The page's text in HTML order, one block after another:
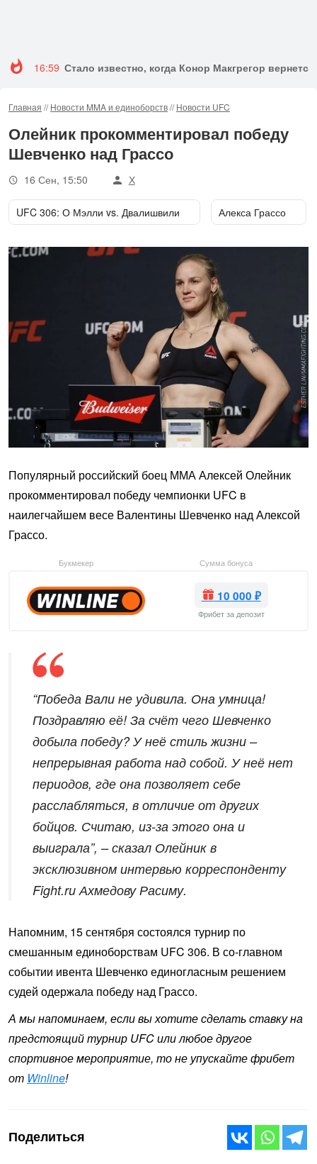
16:59 Стало известно, когда Конор Макгрегор вернется
Главная //Новости MMA и единоборств//Новости UFC
Олейник прокомментировал победу
Шевченко над Грассо
16 Сен, 15:50 Х
UFC 306: О Мэлли vs. Двалишвили Алекса Грассо
Популярный российский боец ММА Алексей Олейник
прокомментировал победу чемпионки UFC в
наилегчайшем весе Валентины Шевченко над Алексой
Грассо.
Букмекер Сумма бонуса
10 000 ₽
Фрибет за депозит
“Победа Вали не удивила. Она умница!
Поздравляю её! За счёт чего Шевченко
добыла победу? У неё стиль жизни –
непрерывная работа над собой. У неё нет
периодов, где она позволяет себе
расслабляться, в отличие от других
бойцов. Считаю, из-за этого она и
выиграла”, – сказал Олейник в
эксклюзивном интервью корреспонденту
Fight.ru Ахмедову Расиму.
Напомним, 15 сентября состоялся турнир по
смешанным единоборствам UFC 306. В со-главном
событии ивента Шевченко единогласным решением
судей одержала победу над Грассо.
А мы напоминаем, если вы хотите сделать ставку на
предстоящий турнир UFC или любое другое
спортивное мероприятие, то не упускайте фрибет
от Winline!
Поделиться